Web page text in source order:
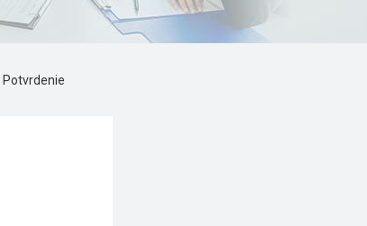
Potvrdenie